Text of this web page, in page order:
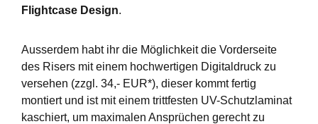
Flightcase Design.
Ausserdem habt ihr die Möglichkeit die Vorderseite
des Risers mit einem hochwertigen Digitaldruck zu
versehen (zzgl. 34,- EUR*), dieser kommt fertig
montiert und ist mit einem trittfesten UV-Schutzlaminat
kaschiert, um maximalen Ansprüchen gerecht zu